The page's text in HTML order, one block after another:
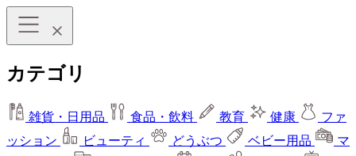
カテゴリ
雑貨・日用品 食品・飲料 教育 健康
ファ
ッション
ビューティ どうぶつ ベビー用品
マ